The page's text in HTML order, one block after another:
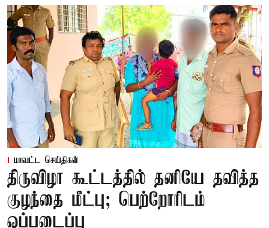
மாவட்ட செய்திகள்
திருவிழா கூட்டத்தில் தனியே தவித்த
குழந்தை மீட்பு; பெற்றோரிடம்
ஒப்படைப்பு